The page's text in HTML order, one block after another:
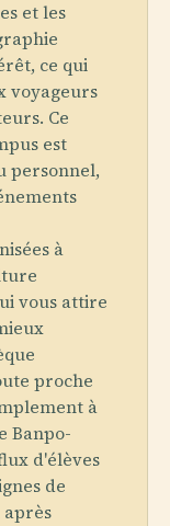
et les
ce qui
voyageurs
Ce
est
personnel,
à
vous attire
proche
à
Banpo-
d'élèves
de
après